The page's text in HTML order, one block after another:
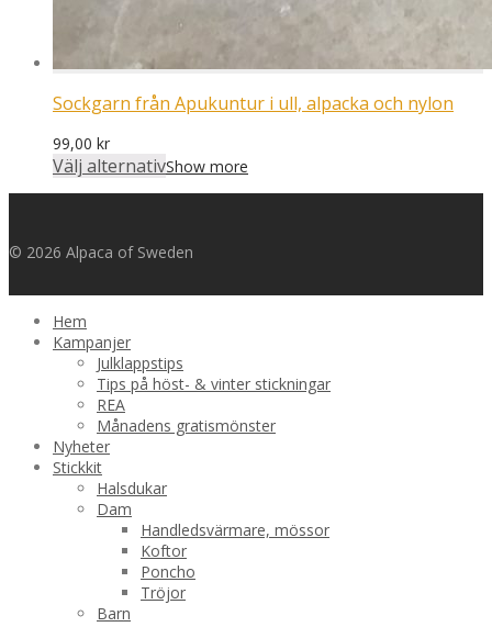
Sockgarn från Apukuntur i ull, alpacka och nylon
99,00 kr
Välj alternativShow more
© 2026 Alpaca of Sweden
Hem
Kampanjer
Julklappstips
Tips på höst- & vinter stickningar
REA
Månadens gratismönster
Nyheter
Stickkit
Halsdukar
Dam
Handledsvärmare, mössor
Koftor
Poncho
Tröjor
Barn